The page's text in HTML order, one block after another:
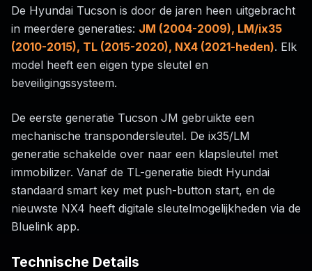
De Hyundai Tucson is door de jaren heen uitgebracht
in meerdere generaties: JM (2004-2009), LM/ix35
(2010-2015), TL (2015-2020), NX4 (2021-heden). Elk
model heeft een eigen type sleutel en
beveiligingssysteem.
De eerste generatie Tucson JM gebruikte een
mechanische transpondersleutel. De ix35/LM
generatie schakelde over naar een klapsleutel met
immobilizer. Vanaf de TL-generatie biedt Hyundai
standaard smart key met push-button start, en de
nieuwste NX4 heeft digitale sleutelmogelijkheden via de
Bluelink app.
Technische Details